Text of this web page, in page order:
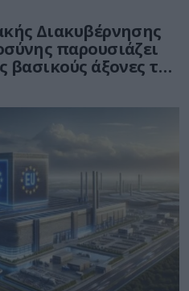
Διακυβέρνησης
παρουσιάζει
άξονες του
Προγράμματος